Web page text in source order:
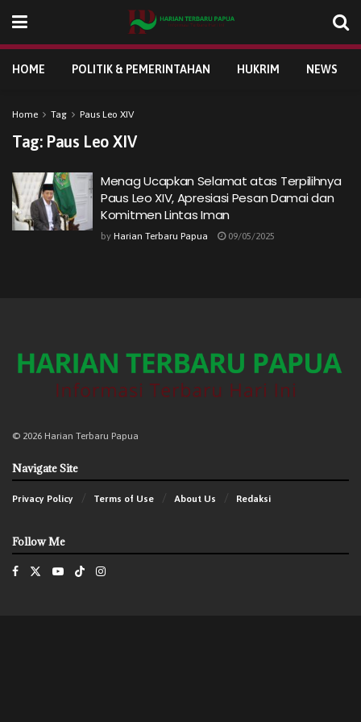
HOME POLITIK & PEMERINTAHAN HUKRIM NEWS
Home Tag Paus Leo XIV
Tag: Paus Leo XIV
Menag Ucapkan Selamat atas Terpilihnya
Paus Leo XIV, Apresiasi Pesan Damai dan
Komitmen Lintas Iman
by Harian Terbaru Papua 09/05/2025
© 2026 Harian Terbaru Papua
Navigate Site
Privacy Policy Terms of Use About Us Redaksi
Follow Me